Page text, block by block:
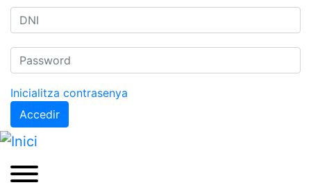
Inicialitza contrasenya
Accedir